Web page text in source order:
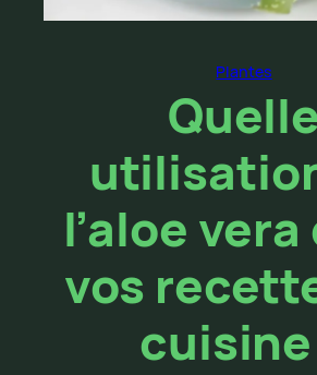
Plantes
Quelle
l’aloe
vos
cuisine